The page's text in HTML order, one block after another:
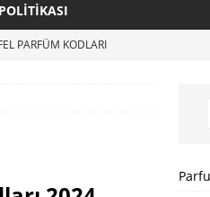
PARFÜM KODLARI
Liste